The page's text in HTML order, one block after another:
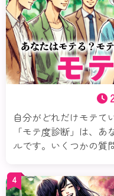
自分がどれだけモテて
「モテ度診断」は、
ルです。いくつかの質
など「モテ」というテ
します。さあ、自分の
4